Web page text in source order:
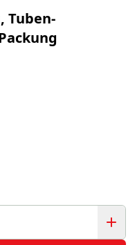
Tuben-